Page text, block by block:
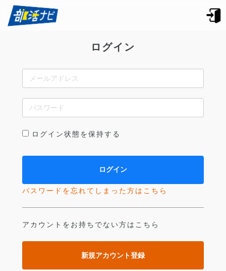
ログイン
ログイン状態を保持する
パスワードを忘れてしまった方はこちら
アカウントをお持ちでない方はこちら
新規アカウント登録